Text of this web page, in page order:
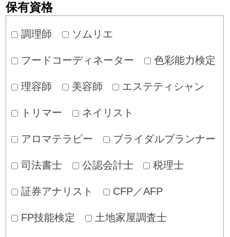
保有資格
調理師 ソムリエ
フードコーディネーター 色彩能力検定
理容師 美容師 エステティシャン
トリマー ネイリスト
アロマテラピー ブライダルプランナー
司法書士 公認会計士 税理士
証券アナリスト CFP／AFP
FP技能検定 土地家屋調査士